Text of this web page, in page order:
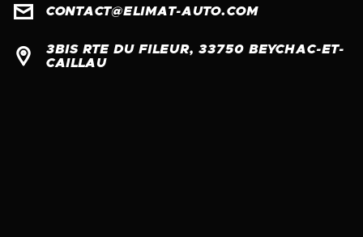
 CONTACT@ELIMAT-AUTO.COM

3BIS RTE DU FILEUR, 33750 BEYCHAC-ET-
CAILLAU